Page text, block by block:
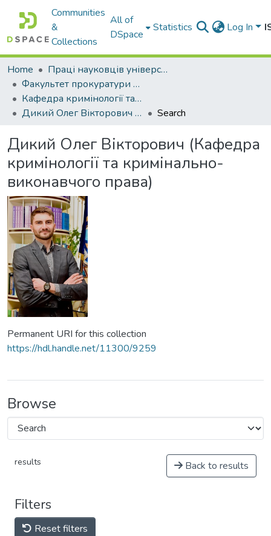
Communities
&
Collections
All of
DSpace
Statistics Log In
Home
Праці науковців університету
Факультет прокуратури та слідства (кримінальної юстиції)
Кафедра кримінології та кримінально-виконавчого права
Дикий Олег Вікторович (Кафедра кримінології та кримінально-виконавчого права)
Search
Дикий Олег Вікторович (Кафедра
кримінології та кримінально-
виконавчого права)
Permanent URI for this collection
https://hdl.handle.net/11300/9259
Browse
results Back to results
Filters
Reset filters